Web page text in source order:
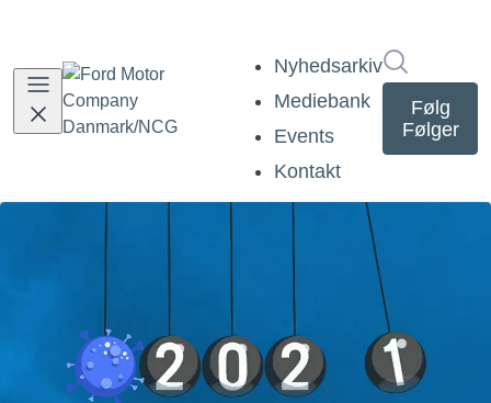
Nyhedsarkiv
Mediebank
Events
Kontakt
Følg
Følger